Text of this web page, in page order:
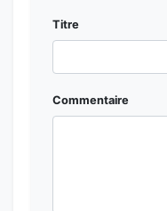
Titre
Commentaire